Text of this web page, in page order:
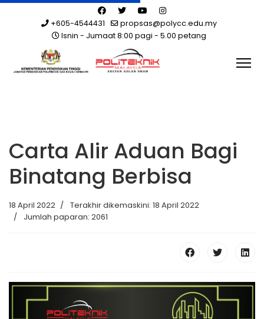
+605-4544431
propsas@polycc.edu.my
Isnin - Jumaat 8:00 pagi - 5.00 petang
Carta Alir Aduan Bagi
Binatang Berbisa
18 April 2022
Terakhir dikemaskini: 18 April 2022
Jumlah paparan: 2061